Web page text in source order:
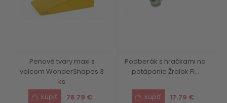
Penové tvary maxi s
valcom WonderShapes 3
ks
78.79 €
Podberák s hračkami na
potápanie Žralok Fi...
17.79 €